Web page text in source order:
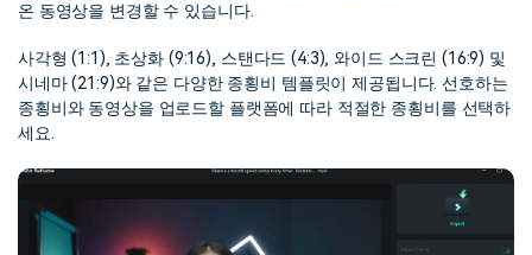
온 동영상을 변경할 수 있습니다.
사각형 (1:1), 초상화 (9:16), 스탠다드 (4:3), 와이드 스크린 (16:9) 및
시네마 (21:9)와 같은 다양한 종횡비 템플릿이 제공됩니다. 선호하는
종횡비와 동영상을 업로드할 플랫폼에 따라 적절한 종횡비를 선택하
세요.